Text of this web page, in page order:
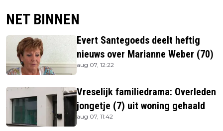
NET BINNEN
Evert Santegoeds deelt heftig
nieuws over Marianne Weber (70)
aug 07, 12:22
Vreselijk familiedrama: Overleden
jongetje (7) uit woning gehaald
aug 07, 11:42